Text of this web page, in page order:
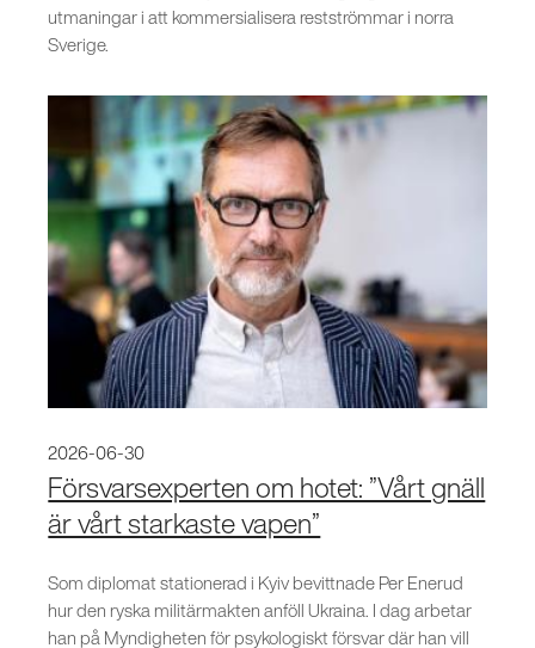
utmaningar i att kommersialisera restströmmar i norra
Sverige.
2026-06-30
Försvarsexperten om hotet: ”Vårt gnäll
är vårt starkaste vapen”
Som diplomat stationerad i Kyiv bevittnade Per Enerud
hur den ryska militärmakten anföll Ukraina. I dag arbetar
han på Myndigheten för psykologiskt försvar där han vill